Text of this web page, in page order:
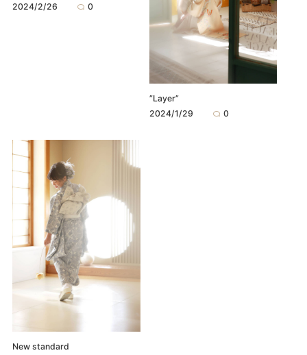
2024/2/26
0
”Layer”
2024/1/29
0
New standard